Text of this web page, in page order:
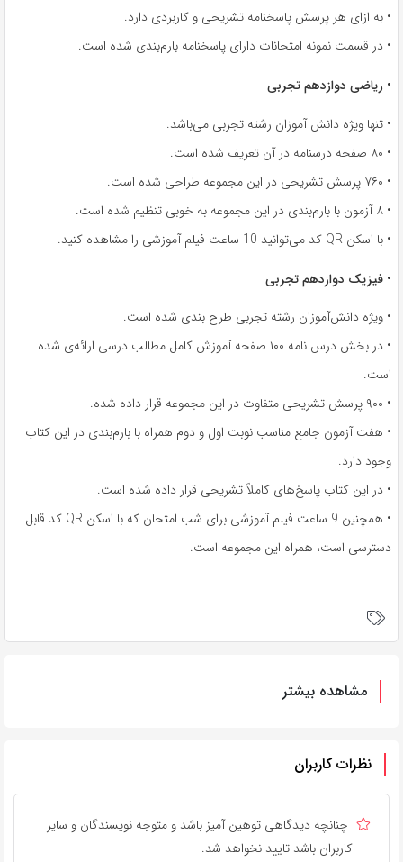
• به ازای هر پرسش پاسخنامه تشریحی و کاربردی دارد.
• در قسمت نمونه امتحانات دارای پاسخنامه‌ بارم‌بندی شده است.
• ریاضی دوازدهم تجربی
• تنها ویژه دانش آموزان رشته تجربی می‌باشد.
• ۸۰ صفحه درسنامه در آن تعریف شده است.
• ۷۶۰ پرسش تشریحی در این مجموعه طراحی شده است.
• ۸ آزمون با بارم‌بندی در این مجموعه به خوبی تنظیم شده است.
• با اسکن QR کد می‌توانید 10 ساعت فیلم آموزشی را مشاهده کنید.
• فیزیک دوازدهم تجربی
• ویژه دانش‌آموزان رشته‌ تجربی طرح بندی شده است.
• در بخش درس نامه ۱۰۰ صفحه آموزش کامل مطالب درسی ارائه‌ی شده
است.
• ۹۰۰ پرسش تشریحی متفاوت در این مجموعه قرار داده شده.
• هفت آزمون جامع مناسب نوبت اول و دوم همراه با بارم‌بندی در این کتاب
وجود دارد.
• در این کتاب پاسخ‌های کاملاً تشریحی قرار داده شده است.
• همچنین 9 ساعت فیلم آموزشی برای شب امتحان که با اسکن QR کد قابل
دسترسی است، همراه این مجموعه است.
مشاهده بیشتر
نظرات کاربران
چنانچه دیدگاهی توهین آمیز باشد و متوجه نویسندگان و سایر
کاربران باشد تایید نخواهد شد.